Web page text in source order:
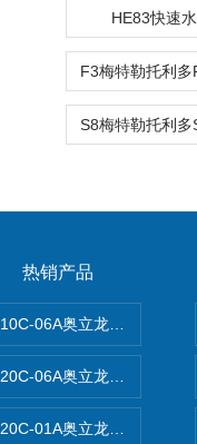
HE83快速
热销产品
06A奥立龙实验室台式
06A奥立龙实验室便携
01A奥立龙实验室便携